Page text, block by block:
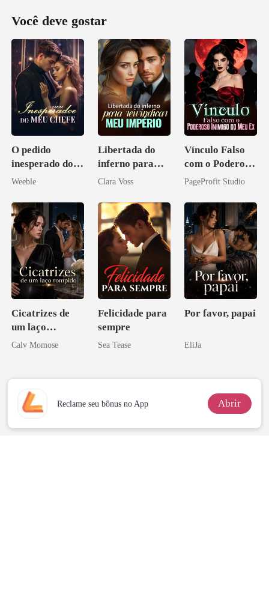
Você deve gostar
O pedido
inesperado do
meu chefe
Weeble
Libertada do
inferno para
reivindicar meu
Clara Voss
Vínculo Falso
com o Poderoso
Inimigo do Meu
PageProfit Studio
Cicatrizes de
um laço
rompido
Calv Momose
Felicidade para
sempre
Sea Tease
Por favor, papai
EliJa
Reclame seu bônus no App Abrir